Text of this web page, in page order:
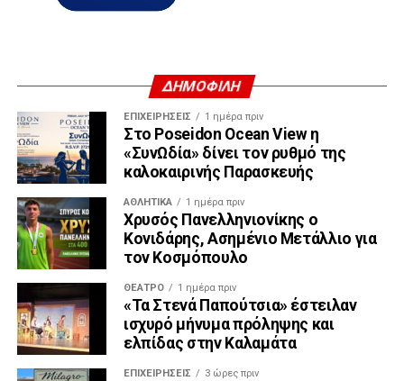
ΔΗΜΟΦΙΛΗ
ΕΠΙΧΕΙΡΉΣΕΙΣ 1 ημέρα πριν
Στο Poseidon Ocean View η
«ΣυνΩδία» δίνει τον ρυθμό της
καλοκαιρινής Παρασκευής
ΑΘΛΗΤΙΚΆ 1 ημέρα πριν
Χρυσός Πανελληνιονίκης ο
Κονιδάρης, Ασημένιο Μετάλλιο για
τον Κοσμόπουλο
ΘΈΑΤΡΟ 1 ημέρα πριν
«Τα Στενά Παπούτσια» έστειλαν
ισχυρό μήνυμα πρόληψης και
ελπίδας στην Καλαμάτα
ΕΠΙΧΕΙΡΉΣΕΙΣ 3 ώρες πριν